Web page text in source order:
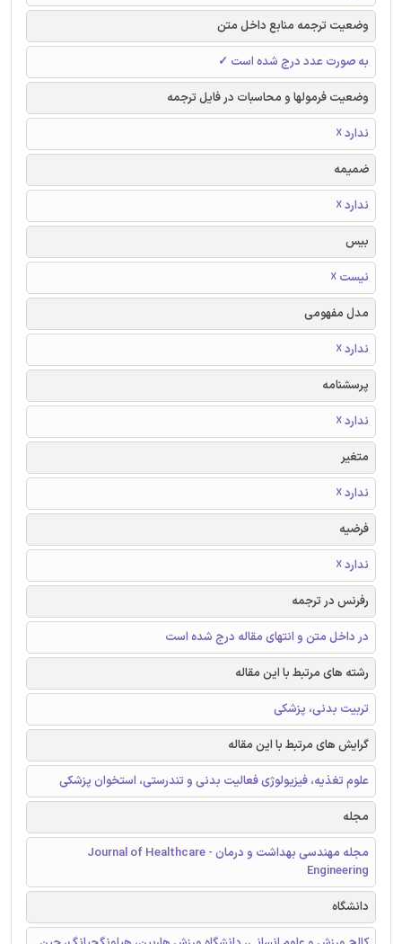
وضعیت ترجمه منابع داخل متن
به صورت عدد درج شده است ✓
وضعیت فرمولها و محاسبات در فایل ترجمه
ندارد ☓
ضمیمه
ندارد ☓
بیس
نیست ☓
مدل مفهومی
ندارد ☓
پرسشنامه
ندارد ☓
متغیر
ندارد ☓
فرضیه
ندارد ☓
رفرنس در ترجمه
در داخل متن و انتهای مقاله درج شده است
رشته های مرتبط با این مقاله
تربیت بدنی، پزشکی
گرایش های مرتبط با این مقاله
علوم تغذیه، فیزیولوژی فعالیت بدنی و تندرستی، استخوان پزشکی
مجله
مجله مهندسی بهداشت و درمان - Journal of Healthcare
Engineering
دانشگاه